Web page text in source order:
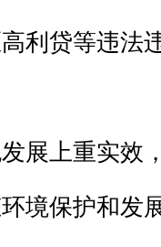
利贷等违法
上重实效
保护和发